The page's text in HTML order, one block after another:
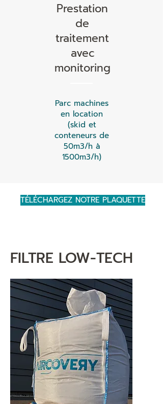
Prestation
de
traitement
avec
monitoring
Parc machines
en location
(skid et
conteneurs de
50m3/h à
1500m3/h)
TÉLÉCHARGEZ NOTRE PLAQUETTE
FILTRE LOW-TECH